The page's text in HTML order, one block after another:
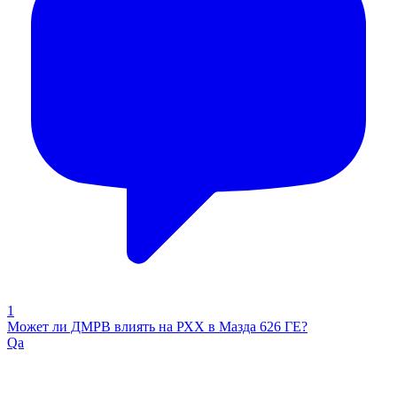
1
Может ли ДМРВ влиять на РХХ в Мазда 626 ГЕ?
Qa